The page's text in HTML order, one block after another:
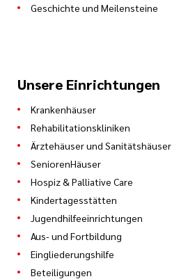
Geschichte und Meilensteine
Unsere Einrichtungen
Krankenhäuser
Rehabilitationskliniken
Ärztehäuser und Sanitätshäuser
SeniorenHäuser
Hospiz & Palliative Care
Kindertagesstätten
Jugendhilfeeinrichtungen
Aus- und Fortbildung
Eingliederungshilfe
Beteiligungen